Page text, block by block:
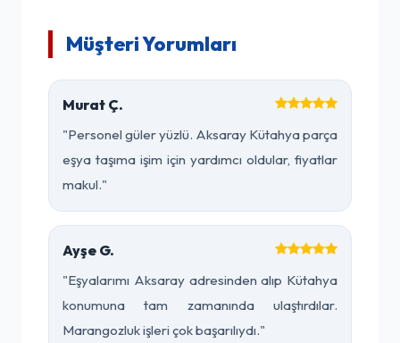
Müşteri Yorumları
Murat Ç.
"Personel güler yüzlü. Aksaray Kütahya parça
eşya taşıma işim için yardımcı oldular, fiyatlar
makul."
Ayşe G.
"Eşyalarımı Aksaray adresinden alıp Kütahya
konumuna tam zamanında ulaştırdılar.
Marangozluk işleri çok başarılıydı."